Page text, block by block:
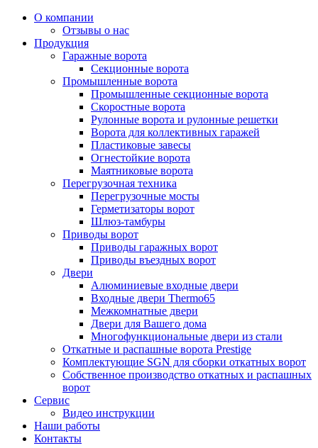
О компании
Отзывы о нас
Продукция
Гаражные ворота
Секционные ворота
Промышленные ворота
Промышленные секционные ворота
Скоростные ворота
Рулонные ворота и рулонные решетки
Ворота для коллективных гаражей
Пластиковые завесы
Огнестойкие ворота
Маятниковые ворота
Перегрузочная техника
Перегрузочные мосты
Герметизаторы ворот
Шлюз-тамбуры
Приводы ворот
Приводы гаражных ворот
Приводы въездных ворот
Двери
Алюминиевые входные двери
Входные двери Thermo65
Межкомнатные двери
Двери для Вашего дома
Многофункциональные двери из стали
Откатные и распашные ворота Prestige
Комплектующие SGN для сборки откатных ворот
Собственное производство откатных и распашных
ворот
Сервис
Видео инструкции
Наши работы
Контакты